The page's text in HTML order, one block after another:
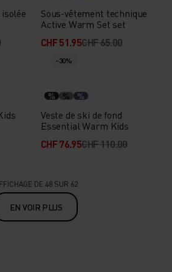
Sous-vêtement technique
Active Warm Set set
CHF 51.95CHF 65.00
-30%
% % %
Veste de ski de fond
Essential Warm Kids
CHF 76.95CHF 110.00
DE 48 SUR 62
EN VOIR PLUS